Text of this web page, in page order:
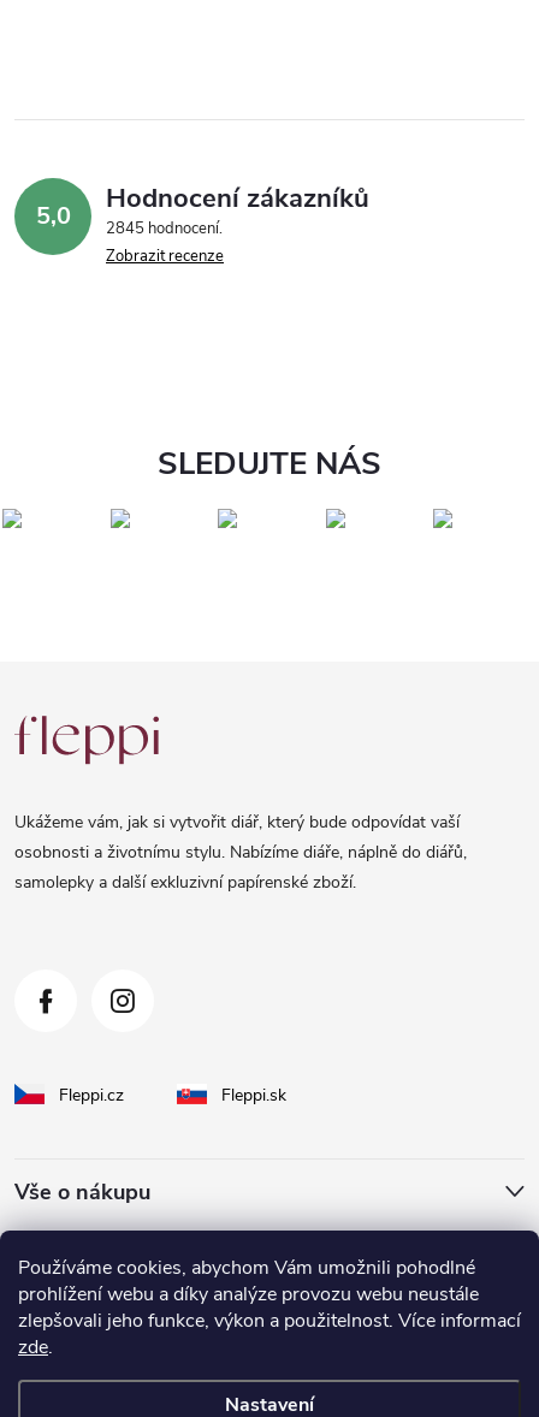
Používáme cookies, abychom Vám umožnili pohodlné
prohlížení webu a díky analýze provozu webu neustále
zlepšovali jeho funkce, výkon a použitelnost. Více informací
zde.
Nastavení
5,0 Hodnocení zákazníků
2845 hodnocení
Zobrazit recenze
SLEDUJTE NÁS
á
Ukážeme vám, jak si vytvořit diář, který bude odpovídat vaší
osobnosti a životnímu stylu. Nabízíme diáře, náplně do diářů,
samolepky a další exkluzivní papírenské zboží.
Fleppi.cz Fleppi.sk
Vše o nákupu
O Fleppi
Inspirace pro vás